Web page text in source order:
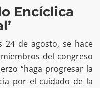
Encíclica
24 de agosto, se hace
del congreso
“haga progresar la
por el cuidado de la